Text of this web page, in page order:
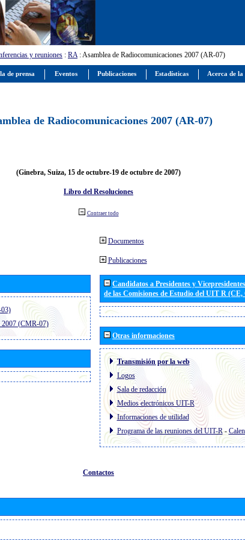
y reuniones : RA: Asamblea de Radiocomunicaciones 2007 (AR-07)
de Radiocomunicaciones 2007 (AR-07)
(Ginebra, Suiza, 15 de octubre-19 de octubre de 2007)
Libro del Resoluciones
Contraer todo
2007 (CMR-07)
Documentos
Publicaciones
Candidatos a Presidentes y Vicepresidentes
de las Comisiones de Estudio del UIT R
Otras informaciones
Transmisión por la web
Logos
Sala de redacción
Medios electrónicos UIT-R
Informaciones de utilidad
Programa de las reuniones del UIT-R-
Contactos
de prensa Eventos Publicaciones Estadísticas Acerca de